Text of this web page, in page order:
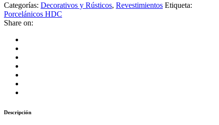
Categorías: Decorativos y Rústicos, Revestimientos Etiqueta:
Porcelánicos HDC
Share on:
Descripción